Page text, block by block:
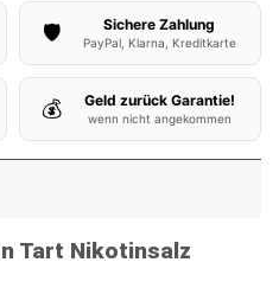
🛡️ Sichere Zahlung
PayPal, Klarna, Kreditkarte
💰 Geld zurück Garantie!
wenn nicht angekommen
Tart Nikotinsalz